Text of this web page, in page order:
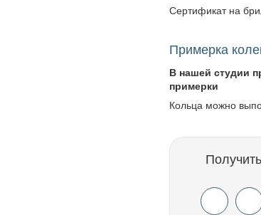
Сертификат на
Примерка
В нашей студии
примерки
Кольца можно